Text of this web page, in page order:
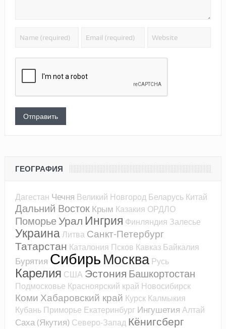
ГЕОГРАФИЯ
Дагестан Чечня Великий Новгород Беларусь Китай
Дальний Восток Крым Казакия ОРДЛО
ПоморьеУрал Ингрия Финляндия Залесье
УкраинаЛитва Санкт-Петербург
Татарстан Каталония Псков Кавказ Байкалия
Бурятия СибирьМосква Русь
Карелия США Эстония Башкортостан
Подмосковье Красноярский край Новосибирск
Коми Хабаровский край Курск Калмыкия
Кубань Приморье Екатеринбург Ингушетия Алтай
Саха (Якутия) Северо-Запад Кёнигсберг